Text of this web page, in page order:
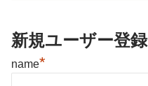
新規ユーザー登録
name*